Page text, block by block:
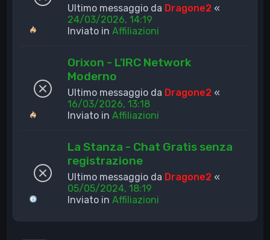
Ultimo messaggio da Dragone2 «
24/03/2026, 14:19
Inviato inAffiliazioni
Orixon - L'IRC Network
Moderno
Ultimo messaggio da Dragone2 «
16/03/2026, 13:18
Inviato inAffiliazioni
La Stanza - Chat Gratis senza
registrazione
Ultimo messaggio da Dragone2 «
05/05/2024, 18:19
Inviato inAffiliazioni